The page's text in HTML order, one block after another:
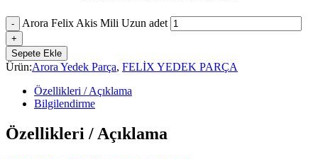
Arora Felix Akis Mili Uzun adet
Sepete Ekle
Ürün:Arora Yedek Parça, FELİX YEDEK PARÇA
Özellikleri / Açıklama
Bilgilendirme
Özellikleri / Açıklama